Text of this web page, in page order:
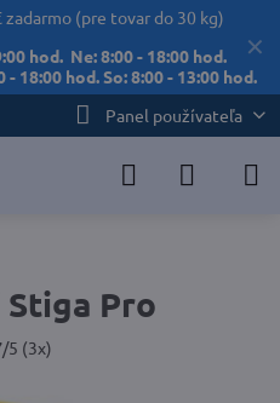
✕
zadarmo (pre tovar do 30 kg)
hod. Ne: 8:00 - 18:00 hod.
18:00 hod. So: 8:00 - 13:00 hod.
Panel používateľa
Pro
/5 (3x)